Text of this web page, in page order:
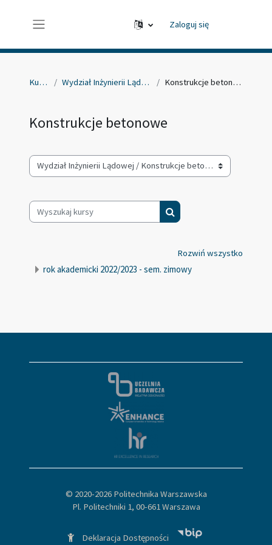
Zaloguj się
Kursy Wydział Inżynierii Lądowej Konstrukcje betonowe
Konstrukcje betonowe
Kategorie kursów
Wyszukaj kursy
Wyszukaj kursy
Rozwiń wszystko
rok akademicki 2022/2023 - sem. zimowy
© 2020-2026 Politechnika Warszawska
Pl. Politechniki 1, 00-661 Warszawa
Deklaracja Dostępności